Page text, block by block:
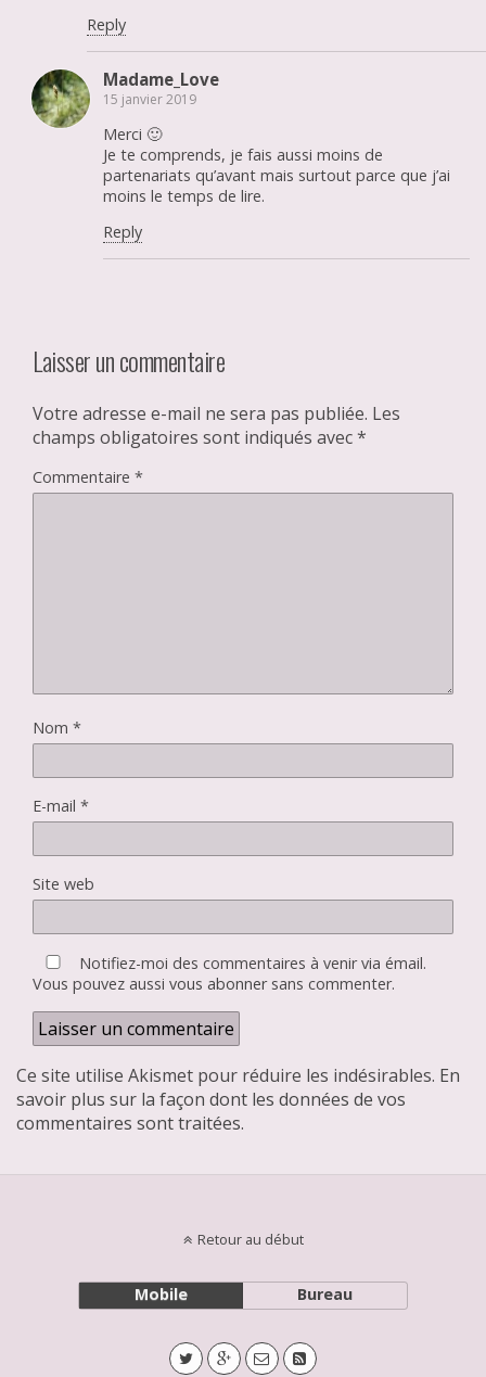
Reply
Madame_Love
15 janvier 2019
Merci 🙂
Je te comprends, je fais aussi moins de
partenariats qu’avant mais surtout parce que j’ai
moins le temps de lire.
Reply
Laisser un commentaire
Votre adresse e-mail ne sera pas publiée. Les
champs obligatoires sont indiqués avec*
Commentaire *
Nom *
E-mail *
Site web
Notifiez-moi des commentaires à venir via émail.
Vous pouvez aussi vous abonnersans commenter.
Ce site utilise Akismet pour réduire les indésirables. En
savoir plus sur la façon dont les données de vos
commentaires sont traitées.
Retour au début
Mobile Bureau